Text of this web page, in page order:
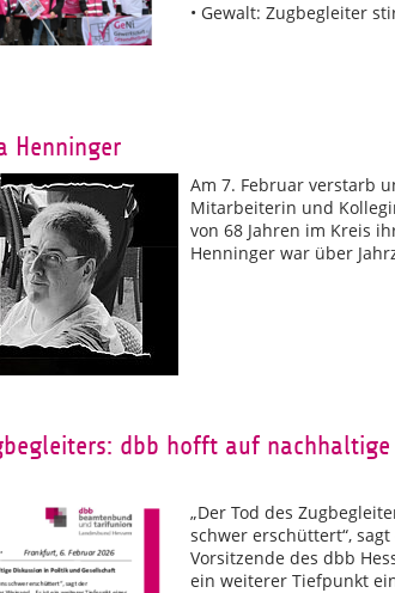
• Gewalt: Zugbegleiter
Henninger
Am 7. Februar verstarb
Mitarbeiterin und
von 68 Jahren im Kreis
Henninger war über
dbb hofft auf
„Der Tod des
schwer erschüttert“,
Vorsitzende des dbb
ein weiterer Tiefpunkt